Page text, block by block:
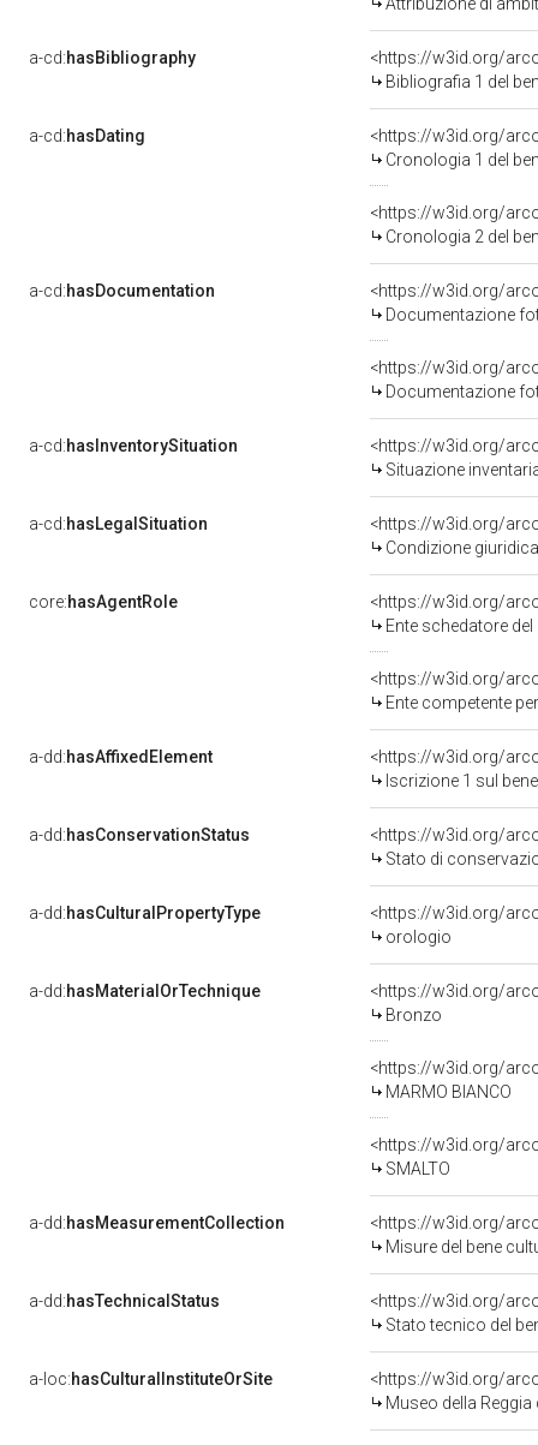
a-cd:hasBibliography
<https://w3id.org/
Bibliografia 1 del
a-cd:hasDating
<https://w3id.org/
Cronologia 1 del
<https://w3id.org/
Cronologia 2 del
a-cd:hasDocumentation
Documentazione
Documentazione
a-cd:hasInventorySituation
<https://w3id.org/
Situazione
a-cd:hasLegalSituation
<https://w3id.org/
Condizione
core:hasAgentRole
<https://w3id.org/
Ente schedatore del
<https://w3id.org/
Ente competente
a-dd:hasAffixedElement
<https://w3id.org/
Iscrizione 1 sul
a-dd:hasConservationStatus
<https://w3id.org/
Stato di
a-dd:hasCulturalPropertyType
<https://w3id.org/
orologio
a-dd:hasMaterialOrTechnique
<https://w3id.org/
Bronzo
<https://w3id.org/
MARMO BIANCO
<https://w3id.org/
SMALTO
a-dd:hasMeasurementCollection
<https://w3id.org/
Misure del bene
a-dd:hasTechnicalStatus
<https://w3id.org/
Stato tecnico del
a-loc:hasCulturalInstituteOrSite
<https://w3id.org/
Museo della Reggia